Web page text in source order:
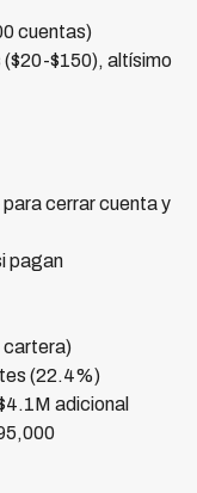
cuentas)
$150), altísimo
cerrar cuenta y
pagan
cartera)
(22.4%)
adicional